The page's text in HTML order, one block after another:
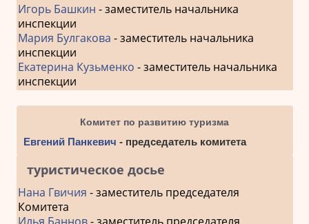
Игорь Башкин - заместитель начальника
инспекции
Мария Булгакова - заместитель начальника
инспекции
Екатерина Кузьменко - заместитель начальника
инспекции
Комитет по развитию туризма
Евгений Панкевич - председатель комитета
туристическое досье
Нана Гвичия - заместитель председателя
Комитета